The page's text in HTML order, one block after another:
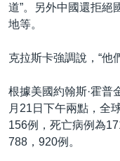
道”。另外中國還拒絕
地等。
克拉斯卡強調說，“他
根據美國約翰斯·霍普
月21日下午兩點，全
156例，死亡病例為
788，920例。